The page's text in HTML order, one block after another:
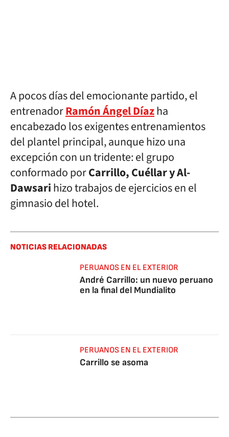
A pocos días del emocionante partido, el
entrenadorRamón Ángel Díazha
encabezado los exigentes entrenamientos
del plantel principal, aunque hizo una
excepción con un tridente: el grupo
conformado porCarrillo, Cuéllar y Al-
Dawsarihizo trabajos de ejercicios en el
gimnasio del hotel.
NOTICIAS RELACIONADAS
PERUANOS EN EL EXTERIOR
André Carrillo: un nuevo peruano
en la final del Mundialito
PERUANOS EN EL EXTERIOR
Carrillo se asoma